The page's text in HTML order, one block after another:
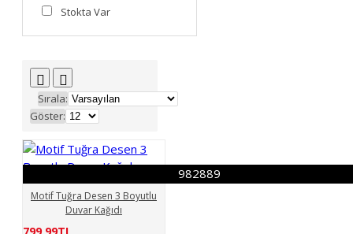
Stokta Var
Sırala:
Göster:
982889
Motif Tuğra Desen 3 Boyutlu
Duvar Kağıdı